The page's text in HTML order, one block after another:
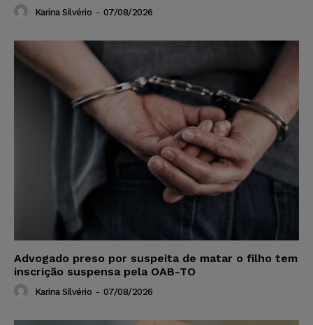
Karina Silvério - 07/08/2026
Advogado preso por suspeita de matar o filho tem
inscrição suspensa pela OAB-TO
Karina Silvério - 07/08/2026